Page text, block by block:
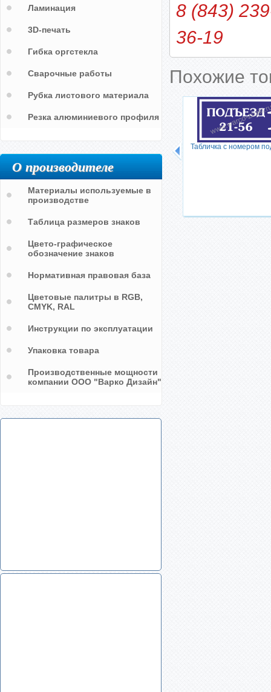
8 (843)
36-19
Похожие
Табличка с номером
Ламинация
3D-печать
Гибка оргстекла
Сварочные работы
Рубка листового материала
Резка алюминиевого профиля
О производителе
Материалы используемые в
производстве
Таблица размеров знаков
Цвето-графическое
обозначение знаков
Нормативная правовая база
Цветовые палитры в RGB,
CMYK, RAL
Инструкции по эксплуатации
Упаковка товара
Производственные мощности
компании ООО "Варко Дизайн"